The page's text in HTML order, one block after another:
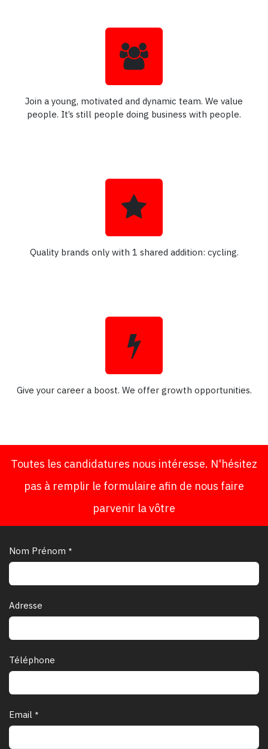
Join a young, motivated and dynamic team. We value
people. It’s still people doing business with people.
Quality brands only with 1 shared addition: cycling.
Give your career a boost. We offer growth opportunities.
Toutes les candidatures nous intéresse. N'hésitez
pas à remplir le formulaire afin de nous faire
parvenir la vôtre
Nom Prénom *
Adresse
Téléphone
Email *